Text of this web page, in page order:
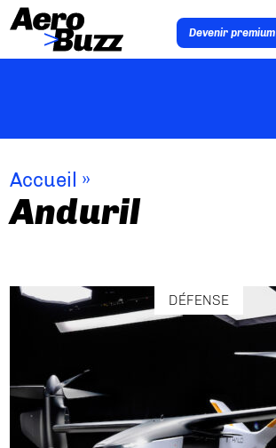
Devenir premium
Accueil »
Anduril
DÉFENSE